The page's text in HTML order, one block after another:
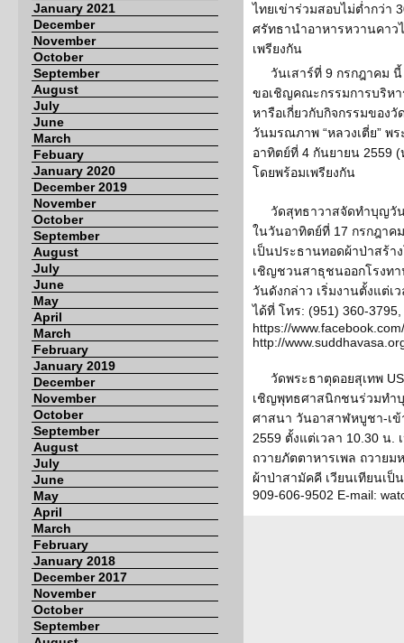
January 2021
December
November
October
September
August
July
June
March
Febuary
January 2020
December 2019
November
October
September
August
July
June
May
April
March
February
January 2019
December
November
October
September
August
July
June
May
April
March
February
January 2018
December 2017
November
October
September
ไทยเข่าร่วมสอบไม่ต่ำกว่า
ศรัทธานำอาหารหวานคาว
เพรียงกัน
วันเสาร์ที่ 9 กรกฎาคม
ขอเชิญคณะกรรมการบริห
หารือเกี่ยวกับกิจกรรมของ
วันมรณภาพ “หลวงเตี่ย” พ
อาทิตย์ที่ 4 กันยายน 2559
โดยพร้อมเพรียงกัน
วัดสุทธาวาสจัดทำบุญวั
ในวันอาทิตย์ที่ 17 กรกฎา
เป็นประธานทอดผ้าป่าสร้า
เชิญชวนสาธุชนออกโรงท
วันดังกล่าว เริ่มงานตั้งแต่เ
ได้ที่ โทร: (951) 360-
https://
http://
วัดพระธาตุดอยสุเทพ
เชิญพุทธศาสนิกชนร่วมทำ
ศาสนา วันอาสาฬหบูชา-เ
2559 ตั้งแต่เวลา 10.30 น
ถวายภัตตาหารเพล ถวาย
ผ้าป่าสามัคคี เวียนเทียนเ
909-606-9502 E-mail: